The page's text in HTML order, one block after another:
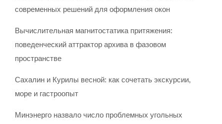
современных решений для оформления окон
Вычислительная магнитостатика притяжения:
поведенческий аттрактор архива в фазовом
пространстве
Сахалин и Курилы весной: как сочетать экскурсии,
море и гастроопыт
Минэнерго назвало число проблемных угольных